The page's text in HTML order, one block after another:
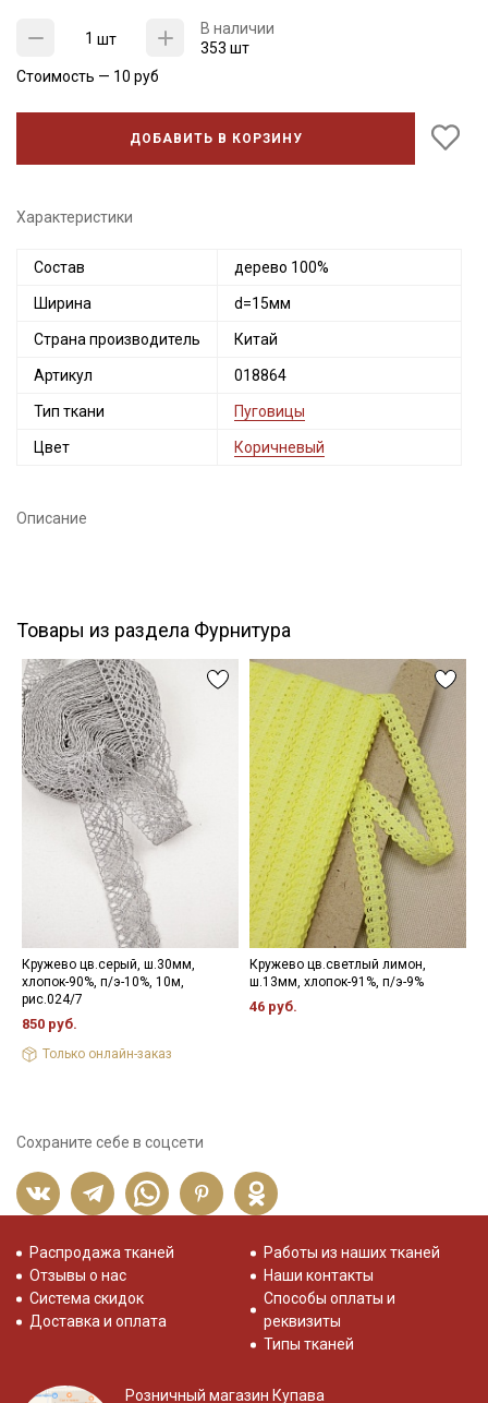
шт
В наличии
353 шт
Стоимость — 10 руб
ДОБАВИТЬ В КОРЗИНУ
Характеристики
Состав дерево 100%
Ширина d=15мм
Страна производитель Китай
Артикул 018864
Тип ткани Пуговицы
Цвет Коричневый
Описание
Товары из раздела Фурнитура
Кружево цв.серый, ш.30мм,
хлопок-90%, п/э-10%, 10м,
рис.024/7
850 руб.
Только онлайн-заказ
Кружево цв.светлый лимон,
ш.13мм, хлопок-91%, п/э-9%
46 руб.
Сохраните себе в соцсети
Распродажа тканей
Отзывы о нас
Система скидок
Доставка и оплата
Работы из наших тканей
Наши контакты
Способы оплаты и
реквизиты
Типы тканей
Розничный магазин Купава
Секретная рассылка от Купава
Мы публикуем здесь дополнительные
категории тканей
информационных рассылок